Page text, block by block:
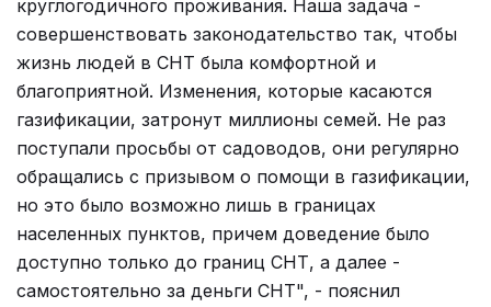
круглогодичного проживания. Наша задача -
совершенствовать законодательство так, чтобы
жизнь людей в СНТ была комфортной и
благоприятной. Изменения, которые касаются
газификации, затронут миллионы семей. Не раз
поступали просьбы от садоводов, они регулярно
обращались с призывом о помощи в газификации,
но это было возможно лишь в границах
населенных пунктов, причем доведение было
доступно только до границ СНТ, а далее -
самостоятельно за деньги СНТ", - пояснил